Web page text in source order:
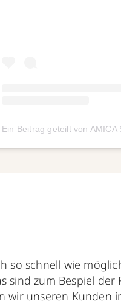
so schnell wie
sind zum Bespiel
unseren